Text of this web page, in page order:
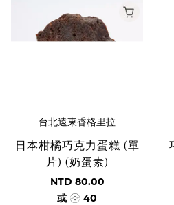
台北遠東香格里拉
日本柑橘巧克力蛋糕 (單
片) (奶蛋素)
NTD 80.00
或
40